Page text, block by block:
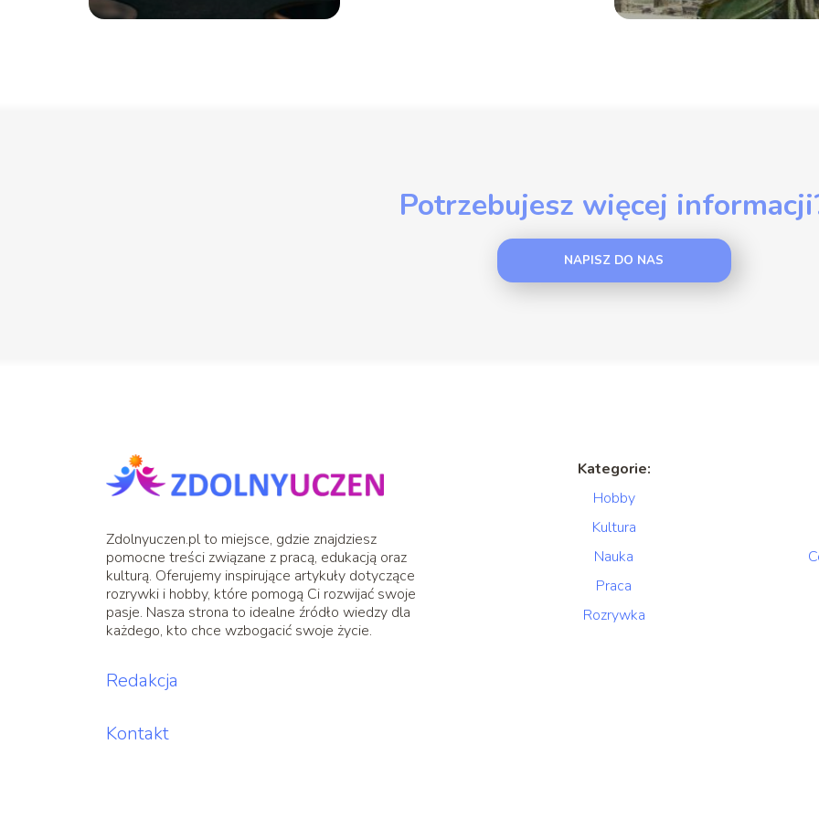
Potrzebujesz więcej
NAPISZ DO NAS
Zdolnyuczen.pl to miejsce, gdzie znajdziesz
pomocne treści związane z pracą, edukacją oraz
kulturą. Oferujemy inspirujące artykuły dotyczące
rozrywki i hobby, które pomogą Ci rozwijać swoje
pasje. Nasza strona to idealne źródło wiedzy dla
każdego, kto chce wzbogacić swoje życie.
Redakcja
Kontakt
Kategorie:
Hobby
Kultura
Nauka
Praca
Rozrywka